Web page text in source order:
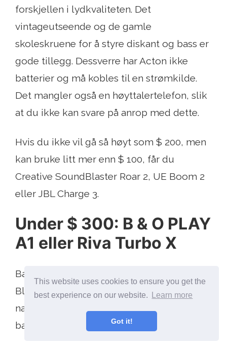
This website uses cookies to ensure you get the
best experience on our website.
Learn more
Got it!
forskjellen i lydkvaliteten. Det
vintageutseende og de gamle
skoleskruene for å styre diskant og bass er
gode tillegg. Dessverre har Acton ikke
batterier og må kobles til en strømkilde.
Det mangler også en høyttalertelefon, slik
at du ikke kan svare på anrop med dette.
Hvis du ikke vil gå så høyt som $ 200, men
kan bruke litt mer enn $ 100, får du
Creative SoundBlaster Roar 2, UE Boom 2
eller JBL Charge 3.
Under $ 300: B & O PLAY
A1 eller Riva Turbo X
Bang & Olufsen Beoplay A1 bærbar
Bluetooth høyttaler med mikrofon -
naturlig Bang & Olufsen Beoplay A1
bærbar Bluetooth høyttaler med mikrofon